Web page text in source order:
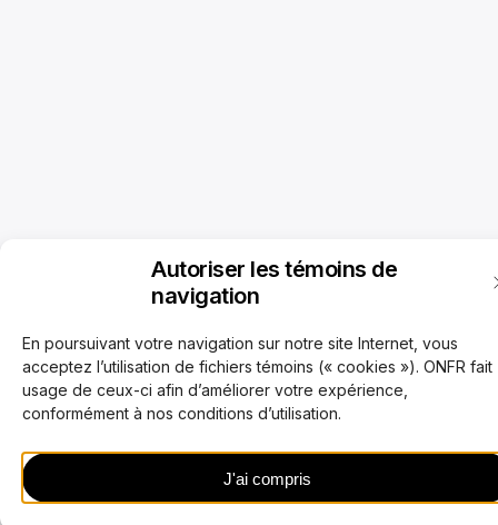
Autoriser les témoins de
navigation
En poursuivant votre navigation sur notre site Internet, vous
acceptez l’utilisation de fichiers témoins (« cookies »). ONFR fait
usage de ceux-ci afin d’améliorer votre expérience,
conformément à nos conditions d’utilisation.
J'ai compris